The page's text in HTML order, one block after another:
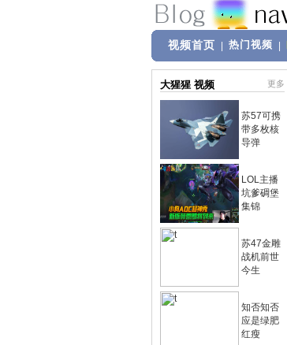
视频首页 热门视频
大猩猩 视频 更多
苏57可携
带多枚核
导弹
LOL主播
坑爹碉堡
集锦
苏47金雕
战机前世
今生
知否知否
应是绿肥
红瘦